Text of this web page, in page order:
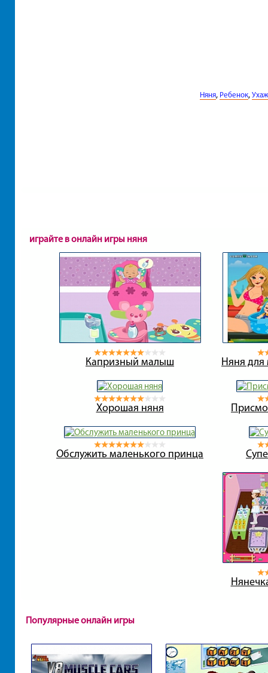
Няня, Ребенок,
играйте в онлайн игры няня
Капризный малыш Няня для
Хорошая няня
Обслужить маленького принца
Популярные онлайн игры